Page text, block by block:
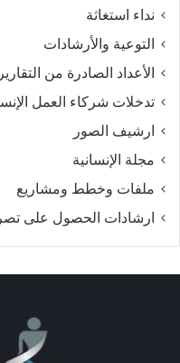
نداء استغاثة
التوعية والأرشادات
الأعداد الصادرة من التقارير
تدخلات شركاء العمل
ارشيف الصور
مجلة الإنسانية
ملفات وخطط ومشاريع
ارشادات الحصول على